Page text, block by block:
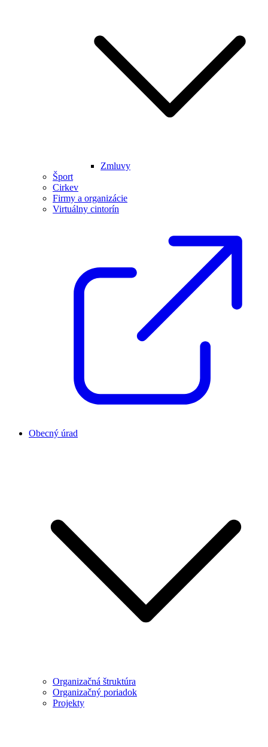
Zmluvy
Šport
Cirkev
Firmy a organizácie
Virtuálny cintorín
Obecný úrad
Organizačná štruktúra
Organizačný poriadok
Projekty